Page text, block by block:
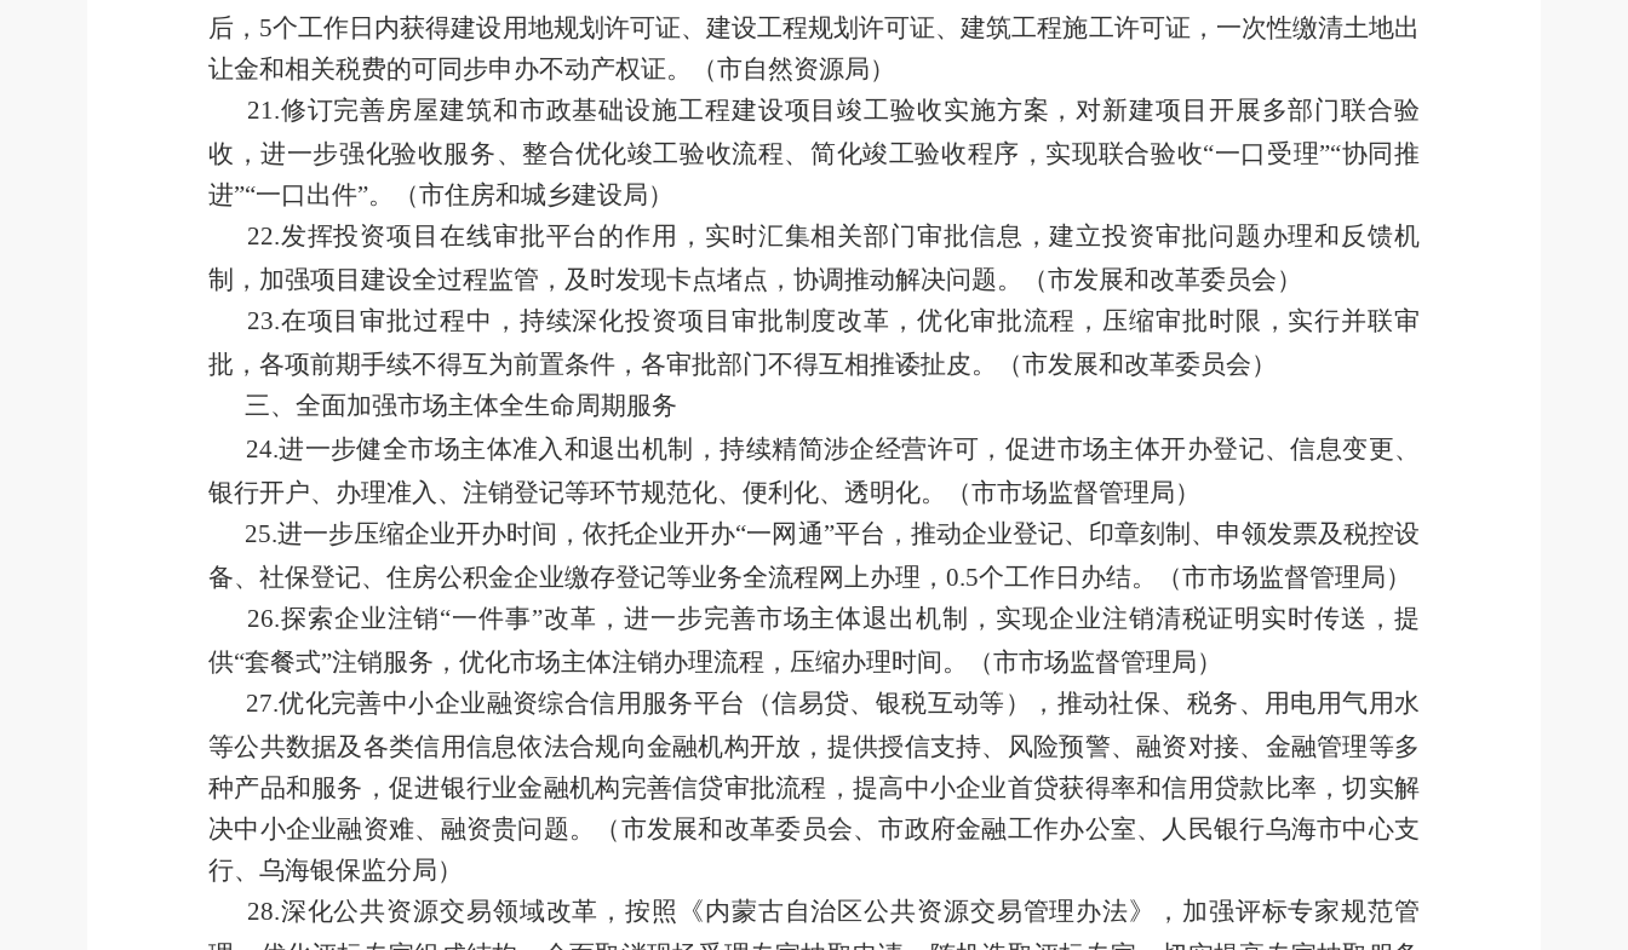
后， 5个工作日内获得建设用地规划许可证、建设工程规划许可证、建筑工程施工许可证，一次性缴清土地出
让金和相关税费的可同步申办不动产权证。
（市自然资源局）
21.修订完善房屋建筑和市政基础设施工程建设项目竣工验收实施方案，对新建项目开展多部门联合验
收，进一步强化验收服务、整合优化竣工验收流程、简化竣工验收程序，实现联合验收“一口受理”“协同推
进”“一口出件”。
（市住房和城乡建设局）
22.发挥投资项目在线审批平台的作用，实时汇集相关部门审批信息，建立投资审批问题办理和反馈机
制，加强项目建设全过程监管，及时发现卡点堵点，协调推动解决问题。
（市发展和改革委员会）
23.在项目审批过程中，持续深化投资项目审批制度改革，优化审批流程，压缩审批时限，实行并联审
批，各项前期手续不得互为前置条件，各审批部门不得互相推诿扯皮。
（市发展和改革委员会）
三、全面加强市场主体全生命周期服务
24.进一步健全市场主体准入和退出机制，持续精简涉企经营许可，促进市场主体开办登记、信息变更、
银行开户、办理准入、注销登记等环节规范化、便利化、透明化。
（市市场监督管理局）
25.进一步压缩企业开办时间，依托企业开办“一网通”平台，推动企业登记、印章刻制、申领发票及税控设
备、社保登记、住房公积金企业缴存登记等业务全流程网上办理， 0.5个工作日办结。
（市市场监督管理局）
26.探索企业注销“一件事”改革，进一步完善市场主体退出机制，实现企业注销清税证明实时传送，提
供“套餐式”注销服务，优化市场主体注销办理流程，压缩办理时间。
（市市场监督管理局）
27.优化完善中小企业融资综合信用服务平台（信易贷、银税互动等），推动社保、税务、用电用气用水
等公共数据及各类信用信息依法合规向金融机构开放，提供授信支持、风险预警、融资对接、金融管理等多
种产品和服务，促进银行业金融机构完善信贷审批流程，提高中小企业首贷获得率和信用贷款比率，切实解
决中小企业融资难、融资贵问题。
（市发展和改革委员会、市政府金融工作办公室、人民银行乌海市中心支
行、乌海银保监分局）
28.深化公共资源交易领域改革，按照《内蒙古自治区公共资源交易管理办法》，加强评标专家规范管